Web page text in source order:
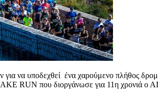
να υποδεχθεί ένα χαρούμενο πλήθος
που διοργάνωσε για 11η χρονιά ο